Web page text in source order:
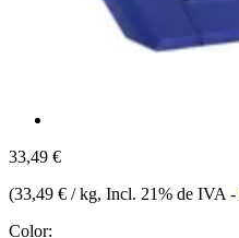
33,49 €
(33,49 € / kg, Incl. 21% de IVA -
Color: